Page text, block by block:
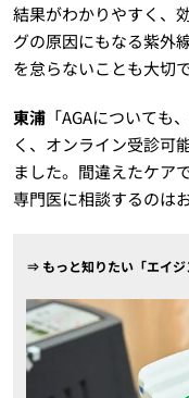
結果がわかりやすく、
グの原因にもなる紫外
を怠らないことも大切で
東浦「AGAについても
く、オンライン受診可
ました。間違えたケア
専門医に相談するのは
⇒ もっと知りたい「エイジ